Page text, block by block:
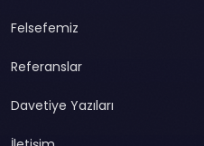
Felsefemiz
Referanslar
Davetiye Yazıları